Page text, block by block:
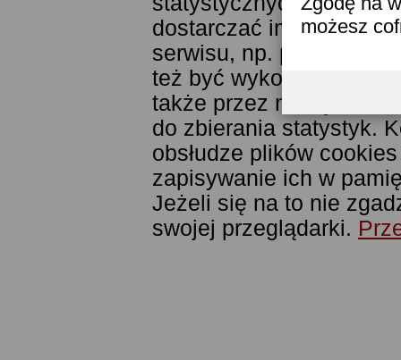
możesz
dostarczać im
serwisu, np. poprzez
też być
także przez narzędzie
do zbierania statystyk.
obsłudze plików
zapisywanie ich w
Jeżeli się na to nie
swojej przeglądarki.